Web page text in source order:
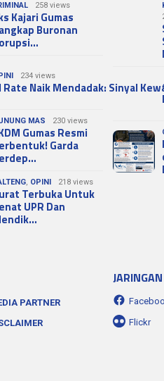
258 views
Kajari Gumas
Buronan
234 views
Rate Naik Mendadak: Sinyal
MAS 230 views
Gumas Resmi
Garda
, OPINI 218 views
Terbuka Untuk
UPR Dan
PARTNER
Flickr